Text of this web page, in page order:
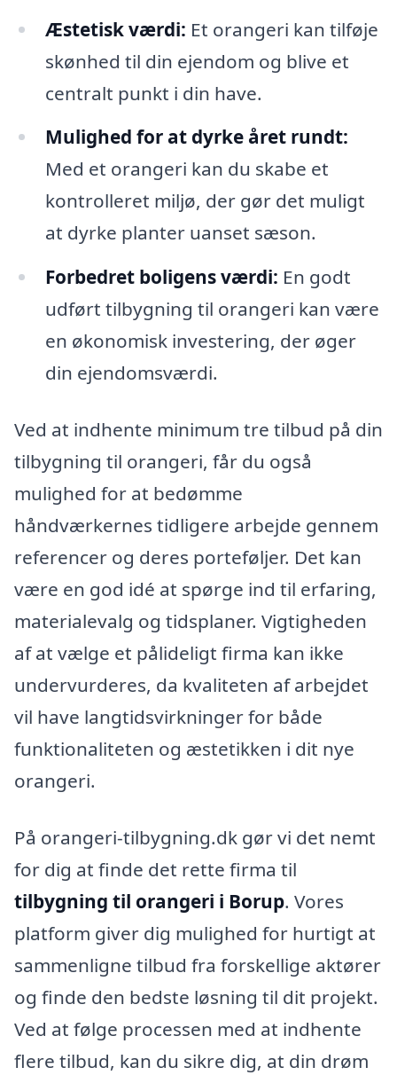
Æstetisk værdi: Et orangeri kan tilføje
skønhed til din ejendom og blive et
centralt punkt i din have.
Mulighed for at dyrke året rundt:
Med et orangeri kan du skabe et
kontrolleret miljø, der gør det muligt
at dyrke planter uanset sæson.
Forbedret boligens værdi: En godt
udført tilbygning til orangeri kan være
en økonomisk investering, der øger
din ejendomsværdi.
Ved at indhente minimum tre tilbud på din
tilbygning til orangeri, får du også
mulighed for at bedømme
håndværkernes tidligere arbejde gennem
referencer og deres porteføljer. Det kan
være en god idé at spørge ind til erfaring,
materialevalg og tidsplaner. Vigtigheden
af at vælge et pålideligt firma kan ikke
undervurderes, da kvaliteten af arbejdet
vil have langtidsvirkninger for både
funktionaliteten og æstetikken i dit nye
orangeri.
På orangeri-tilbygning.dk gør vi det nemt
for dig at finde det rette firma til
tilbygning til orangeri i Borup. Vores
platform giver dig mulighed for hurtigt at
sammenligne tilbud fra forskellige aktører
og finde den bedste løsning til dit projekt.
Ved at følge processen med at indhente
flere tilbud, kan du sikre dig, at din drøm